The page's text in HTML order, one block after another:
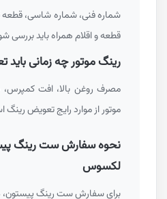
شماره فنی، شماره شاسی، قطعه
قطعه و اقلام همراه باید بررسی شود.
رینگ موتور چه زمانی باید
مصرف روغن بالا، افت کمپرس،
موتور از موارد رایج تعویض رینگ
نحوه سفارش ست رینگ
لکسوس
برای سفارش ست رینگ پیستون،